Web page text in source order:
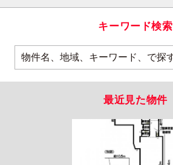
キーワード検索
最近見た物件